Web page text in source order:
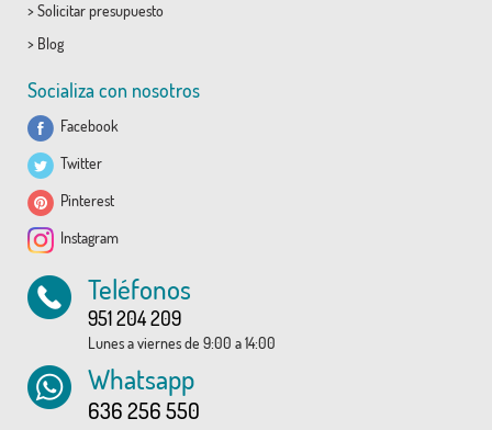
> Solicitar presupuesto
> Blog
Socializa con nosotros
Facebook
Twitter
Pinterest
Instagram
Teléfonos
951 204 209
Lunes a viernes de 9:00 a 14:00
Whatsapp
636 256 550